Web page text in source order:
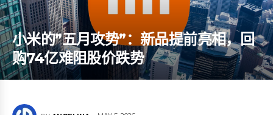
小米的”五月攻势”：新品提前亮相，回
购74亿难阻股价跌势